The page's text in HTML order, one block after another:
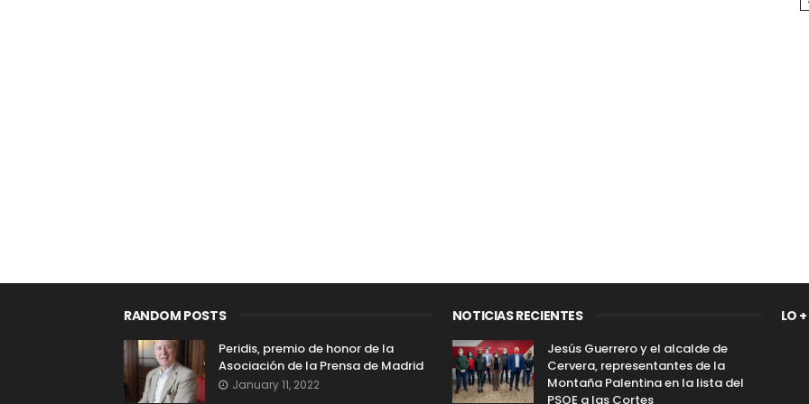
RANDOM POSTS
Peridis, premio de honor de la
Asociación de la Prensa de Madrid
January 11, 2022
NOTICIAS RECIENTES
Jesús Guerrero y el alcalde de
Cervera, representantes de la
Montaña Palentina en la lista del
PSOE a las Cortes
LO